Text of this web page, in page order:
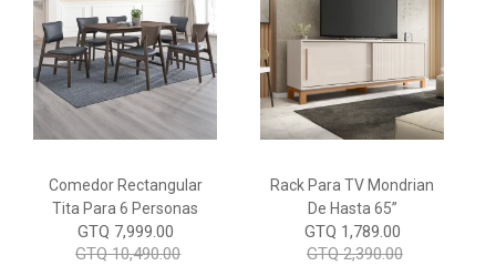
Comedor Rectangular
Tita Para 6 Personas
GTQ 7,999.00
GTQ 10,490.00
Rack Para TV Mondrian
De Hasta 65”
GTQ 1,789.00
GTQ 2,390.00